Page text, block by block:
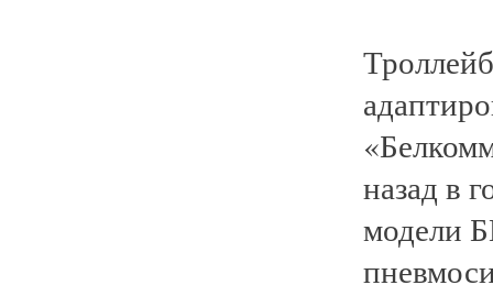
назад в
модели